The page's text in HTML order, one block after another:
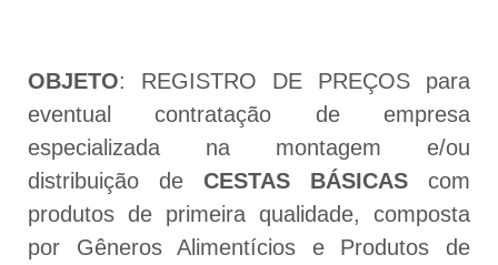
OBJETO: REGISTRO DE PREÇOS para
eventual contratação de empresa
especializada na montagem e/ou
distribuição de CESTAS BÁSICAS com
produtos de primeira qualidade, composta
por Gêneros Alimentícios e Produtos de